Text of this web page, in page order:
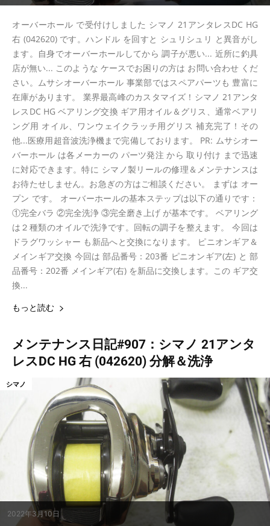
オーバーホール で受付けしました シマノ 21アンタレスDC HG
右 (042620) です。ハンドル を回すと シュリシュリ と異音がし
ます。自身でオーバーホールしてから 調子が悪い... 近所に釣具
店が無い... このような ケースでお困りの方は お問い合わせ くだ
さい。ムサシオーバーホール 事業部ではスペアパーツも 豊富に
在庫があります。 業界最高峰のカスタマイズ！シマノ 21アンタ
レスDC HG ベアリング交換 ギア用オイル＆グリス、通常ベアリ
ング用 オイル、ワンウェイクラッチ用グリス 補充完了！その
他...医療用超音波洗浄機まで完備しております。 PR: ムサシオー
バーホール は各メーカーの パーツ発注 から 取り付け まで迅速
に対応できます。特に シマノ製リールの修理＆メンテナンスは
お待たせしません。お急ぎの方はご相談ください。 まずは オー
プン です。 オーバーホールの基本ステップは以下の通りです：
①完全バラ ②完全洗浄 ③完全磨き上げ が基本です。 ベアリング
は２種類のオイルで洗浄です。回転の調子を整えます。 今回は
ドラグワッシャー も新品へと交換になります。 ピニオンギア＆
メインギア交換 今回は 部品番号：203番 ピニオンギア(左) と 部
品番号：202番 メインギア(右) を新品に交換します。この ギア交
換...
もっと読む
メンテナンス日記#907：シマノ 21アンタ
レスDC HG 右 (042620) 分解＆洗浄
2022年3月10日
シマノ